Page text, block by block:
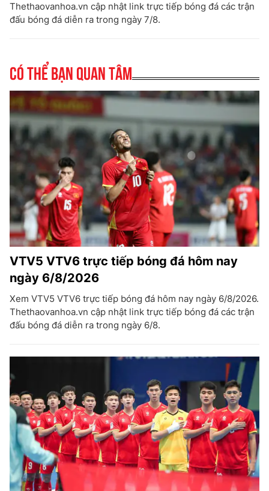
Thethaovanhoa.vn cập nhật link trực tiếp bóng đá các trận
đấu bóng đá diễn ra trong ngày 7/8.
Có thể bạn quan tâm
VTV5 VTV6 trực tiếp bóng đá hôm nay
ngày 6/8/2026
Xem VTV5 VTV6 trực tiếp bóng đá hôm nay ngày 6/8/2026.
Thethaovanhoa.vn cập nhật link trực tiếp bóng đá các trận
đấu bóng đá diễn ra trong ngày 6/8.